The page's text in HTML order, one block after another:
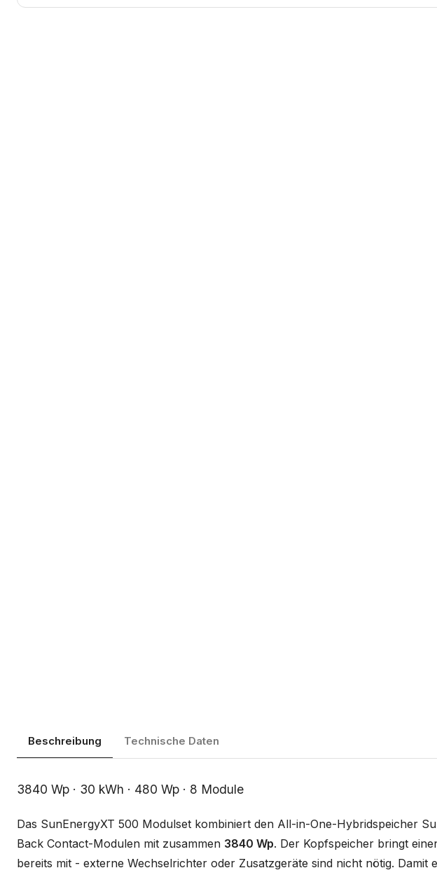
Beschreibung Technische Daten
Beschreibung
3840 Wp · 30 kWh · 480 Wp · 8 Module
Das SunEnergyXT 500 Modulset kombiniert den All-in-One-Hybridspeicher
Back Contact-Modulen mit zusammen 3840 Wp. Der Kopfspeicher bringt
bereits mit - externe Wechselrichter oder Zusatzgeräte sind nicht nötig.